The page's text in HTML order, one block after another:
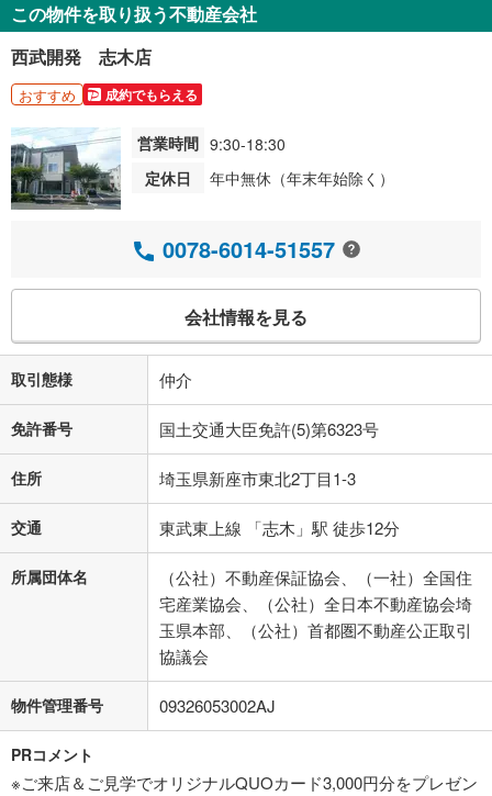
この物件を取り扱う不動産会社
西武開発 志木店
おすすめ 成約でもらえる
営業時間 9:30-18:30
定休日
年中無休（年末年始除く）
0078-6014-51557
会社情報を見る
取引態様 仲介
免許番号 国土交通大臣免許(5)第6323号
住所 埼玉県新座市東北2丁目1-3
交通 東武東上線 「志木」駅 徒歩12分
所属団体名
（公社）不動産保証協会、（一社）全国住
宅産業協会、（公社）全日本不動産協会埼
玉県本部、（公社）首都圏不動産公正取引
協議会
物件管理番号 09326053002AJ
PRコメント
※ご来店＆ご見学でオリジナルQUOカード3,000円分をプレゼン